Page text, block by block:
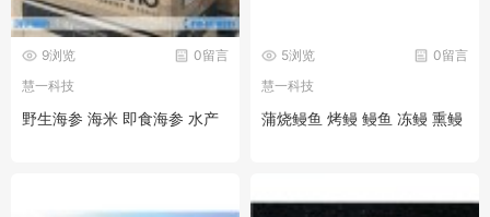
0留言
9浏览
慧一科技
野生海参 海米 即食海参 水产
0留言
5浏览
慧一科技
蒲烧鳗鱼 烤鳗 鳗鱼 冻鳗 熏鳗